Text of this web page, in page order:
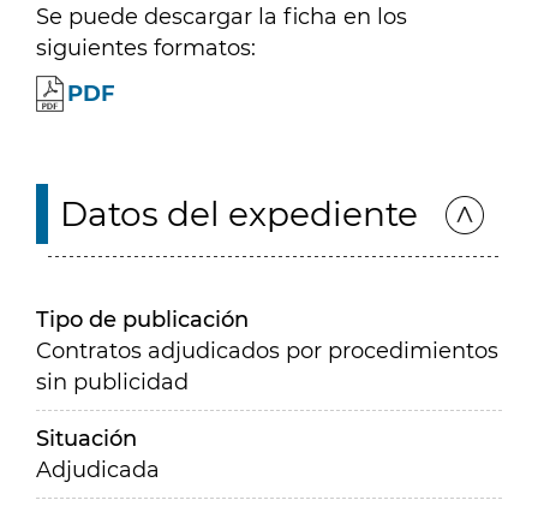
Se puede descargar la ficha en los
siguientes formatos:
PDF
Datos del expediente
Tipo de publicación
Contratos adjudicados por procedimientos
sin publicidad
Situación
Adjudicada